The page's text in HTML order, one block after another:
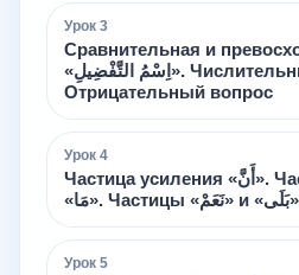
Урок 3
Сравнительная и
«اِسْمُ التَّفْضِيلِ». Числительные от 11 до 19.
Отрицательный вопрос
Урок 4
Частица усиления «أَنَّ». Частица отрицания
«مَا». Частицы «نَعَمْ» и «بَلَى»
Урок 5